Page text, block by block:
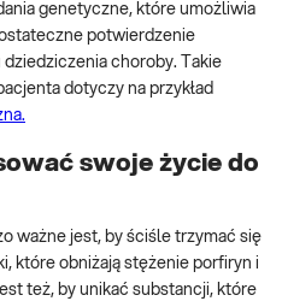
genetyczne, które umożliwia
potwierdzenie
choroby. Takie
dotyczy na przykład
swoje życie do
ważne jest, by ściśle trzymać się
które obniżają stężenie porfiryn i
też, by unikać substancji, które